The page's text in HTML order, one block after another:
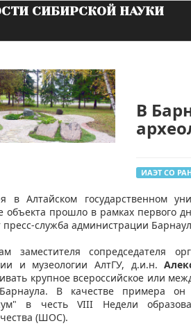
СИБИРСКОЙ НАУКИ
В
ИАЭТ СО
в Алтайском государственном
объекта прошло в рамках первого
пресс-служба администрации
заместителя сопредседателя
и музеологии АлтГУ, д.и.н.
крупное всероссийское или
В качестве примера
в честь VIII Недели
(ШОС).